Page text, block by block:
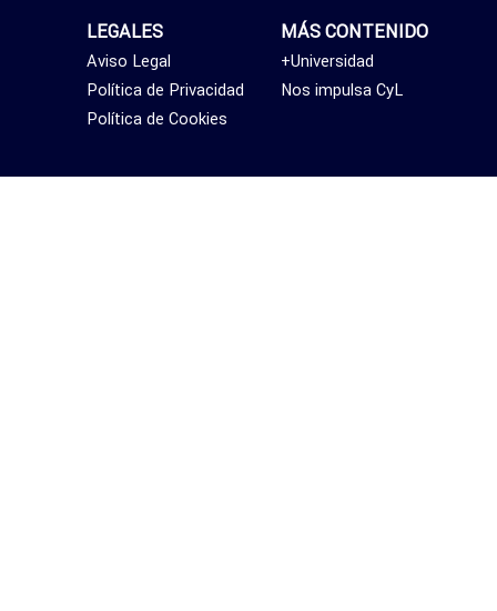
MÁS CONTENIDO
+Universidad
Nos impulsa CyL
LEGALES
Aviso Legal
Política de Privacidad
Política de Cookies